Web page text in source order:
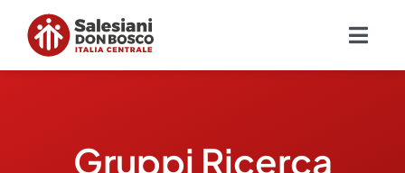
contenuto
MissioneGruppi Ricerca